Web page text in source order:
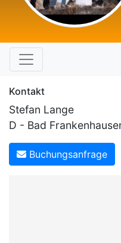
Kontakt
Stefan Lange
D - Bad
Buchungsanfrage